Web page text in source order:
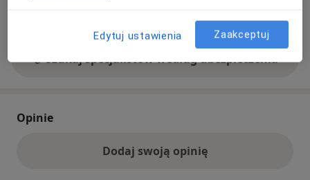
Szukaj specjalistów według ubezpieczenia
Opinie
Dodaj swoją opinię
Edytuj ustawienia Zaakceptuj